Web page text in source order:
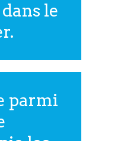
le
parmi